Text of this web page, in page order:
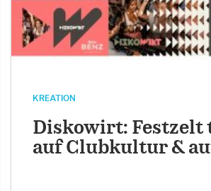
KREATION
Diskowirt:
auf Clubkultur &